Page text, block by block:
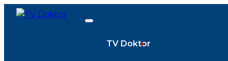
TV Doktor